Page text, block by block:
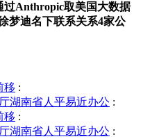
过Anthropic取美国大数据
梦迪名下联系关系4家公
移 :
湖南省人平易近办公 :
移 :
湖南省人平易近办公 :